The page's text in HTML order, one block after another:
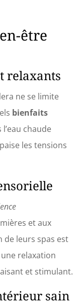
être
relaxants
ne se limite
bienfaits
l’eau chaude
les tensions
et aux
de leurs spas est
relaxation
et stimulant.
sain